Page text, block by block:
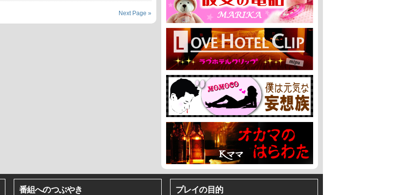
Next Page »
番組へのつぶやき プレイの目的